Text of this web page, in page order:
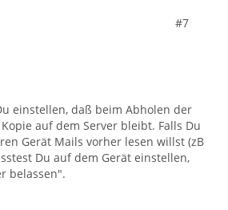
#7
einstellen, daß beim Abholen der
auf dem Server bleibt. Falls Du
Gerät Mails vorher lesen willst (zB
Du auf dem Gerät einstellen,
belassen".